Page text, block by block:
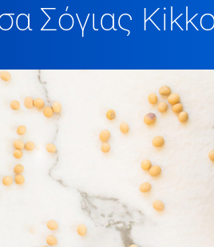
Σόγιας